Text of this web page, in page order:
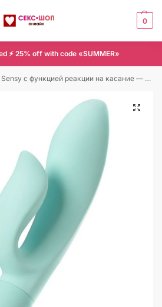
0
⚡ 25% off with code «SUMMER»
с функцией реакции на касание — 20 см.